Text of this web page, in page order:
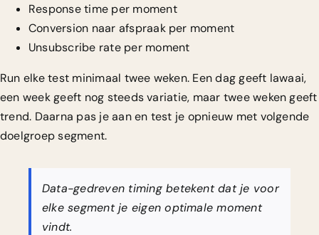
Response time per moment
Conversion naar afspraak per moment
Unsubscribe rate per moment
Run elke test minimaal twee weken. Een dag geeft lawaai,
een week geeft nog steeds variatie, maar twee weken geeft
trend. Daarna pas je aan en test je opnieuw met volgende
doelgroep segment.
Data-gedreven timing betekent dat je voor
elke segment je eigen optimale moment
vindt.